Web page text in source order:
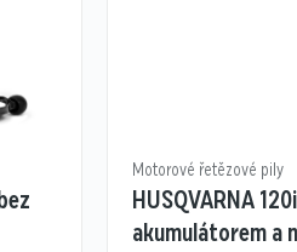
Motorové řetězové pily
HUSQVARNA
akumulátorem a